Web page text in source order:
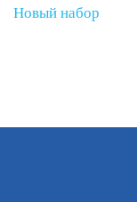
Новый набор